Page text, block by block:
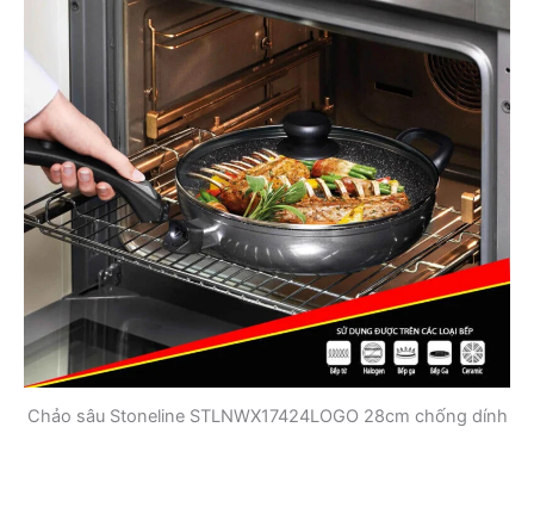
Chảo sâu Stoneline STLNWX17424LOGO 28cm chống dính